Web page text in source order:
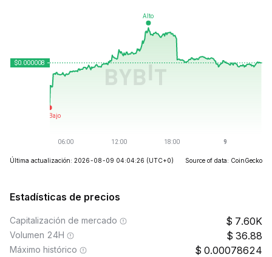
Última actualización: 2026-08-09 04:04:26 (UTC+0) Source of data: CoinGecko
Estadísticas de precios
Capitalización de mercado 7.60K
Volumen 24H 36.88
Máximo histórico 0.00078624